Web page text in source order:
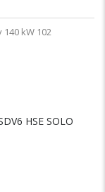
140 kW 102